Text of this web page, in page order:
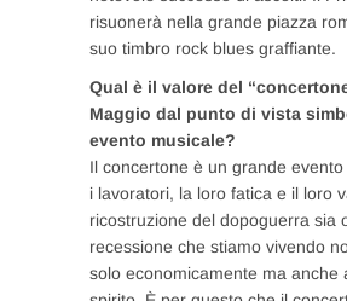
risuonerà nella grande piazza
suo timbro rock blues graffiante.
Qual è il valore del
Maggio dal punto di vista
evento musicale?
Il concertone è un grande
i lavoratori, la loro fatica e il loro
ricostruzione del dopoguerra sia
recessione che stiamo vivendo
solo economicamente ma anche